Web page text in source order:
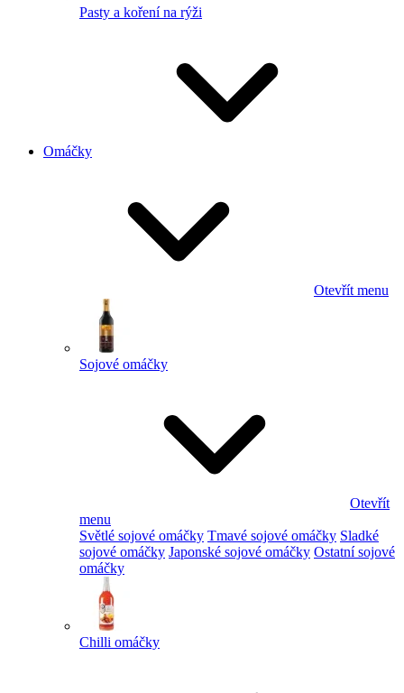
Pasty a koření na rýži
Omáčky
Otevřít menu
Sojové omáčky
Otevřít
menu
Světlé sojové omáčky Tmavé sojové omáčky Sladké
sojové omáčky Japonské sojové omáčky Ostatní sojové
omáčky
Chilli omáčky